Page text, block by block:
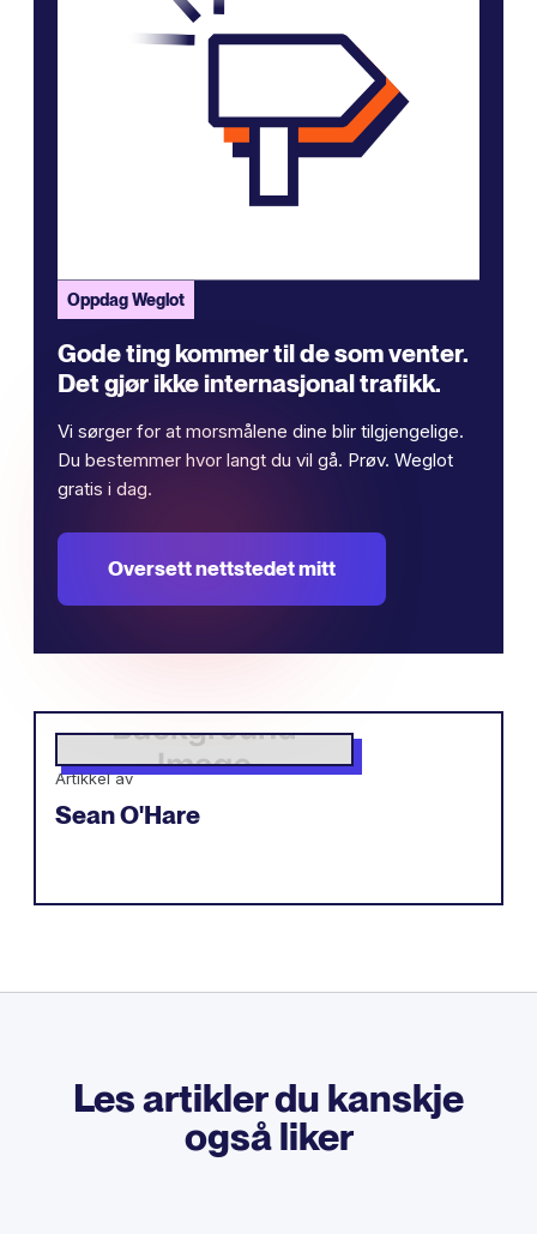
Oppdag Weglot
Gode ​​ting kommer til de som venter.
Det gjør ikke internasjonal trafikk.
Vi sørger for at morsmålene dine blir tilgjengelige.
Du bestemmer hvor langt du vil gå. Prøv. Weglot
gratis i dag.
Oversett nettstedet mitt
Artikkel av
Sean O'Hare
Les artikler du kanskje
også liker